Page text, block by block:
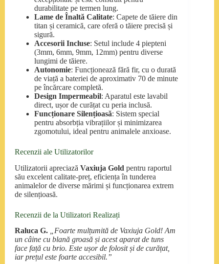
durabilitate pe termen lung.
Lame de Înaltă Calitate: Capete de tăiere din
titan și ceramică, care oferă o tăiere precisă și
sigură.
Accesorii Incluse: Setul include 4 piepteni
(3mm, 6mm, 9mm, 12mm) pentru diverse
lungimi de tăiere.
Autonomie: Funcționează fără fir, cu o durată
de viață a bateriei de aproximativ 70 de minute
pe încărcare completă.
Design Impermeabil: Aparatul este lavabil
direct, ușor de curățat cu peria inclusă.
Funcționare Silențioasă: Sistem special
pentru absorbția vibrațiilor și minimizarea
zgomotului, ideal pentru animalele anxioase.
Recenzii ale Utilizatorilor
Utilizatorii apreciază Vaxiuja Gold pentru raportul
său excelent calitate-preț, eficiența în tunderea
animalelor de diverse mărimi și funcționarea extrem
de silențioasă.
Recenzii de la Utilizatori Realizați
Raluca G.
„Foarte mulțumită de Vaxiuja Gold! Am
un câine cu blană groasă și acest aparat de tuns
face față cu brio. Este ușor de folosit și de curățat,
iar prețul este foarte accesibil.”